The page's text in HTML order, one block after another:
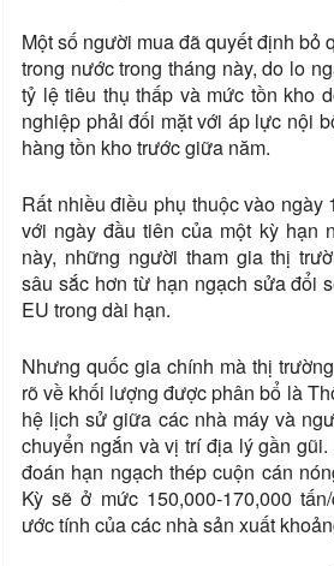
Một số người mua đã quyết định bỏ
trong nước trong tháng này, do lo
tỷ lệ tiêu thụ thấp và mức tồn kho
nghiệp phải đối mặt với áp lực nội
hàng tồn kho trước giữa năm.
Rất nhiều điều phụ thuộc vào ngày
với ngày đầu tiên của một kỳ hạn
này, những người tham gia thị
sâu sắc hơn từ hạn ngạch sửa đổi
EU trong dài hạn.
Nhưng quốc gia chính mà thị
rõ về khối lượng được phân bổ là
hệ lịch sử giữa các nhà máy và
chuyển ngắn và vị trí địa lý gần
đoán hạn ngạch thép cuộn cán
Kỳ sẽ ở mức 150,000-170,000
ước tính của các nhà sản xuất